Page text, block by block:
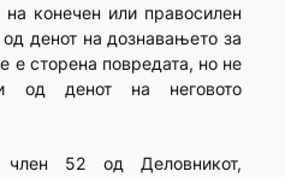
конечен или правосилен
денот на дознавањето за
е сторена повредата, но не
од денот на неговото
52 од Деловникот,